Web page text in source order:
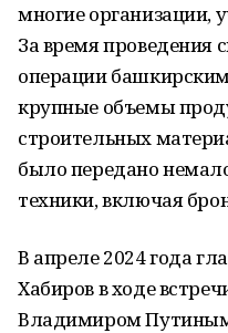
многие организации,
За время проведения
операции
крупные объемы
строительных
было передано
техники, включая
В апреле 2024 года
Хабиров в ходе
Владимиром Путиным